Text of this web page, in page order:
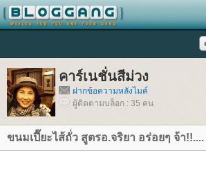
คาร์เนชั่นสีม่วง
ฝากข้อความหลังไมค์
ผู้ติดตามบล็อก : 35 คน
ขนมเปี๊ยะไส้ถั่ว สูตรอ.จริยา อร่อยๆ จ้า!!....